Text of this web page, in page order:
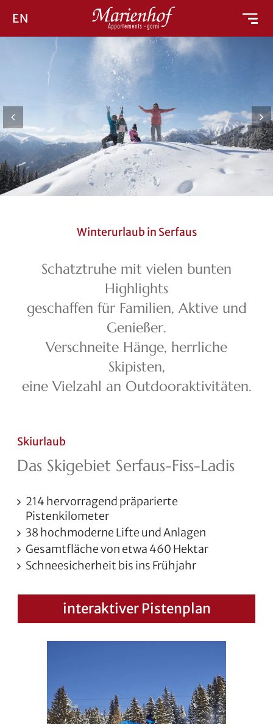
EN
Winterurlaub in Serfaus
Schatztruhe mit vielen bunten
Highlights
geschaffen für Familien, Aktive und
Genießer.
Verschneite Hänge, herrliche
Skipisten,
eine Vielzahl an Outdooraktivitäten.
Das Skigebiet Serfaus-Fiss-Ladis
Skiurlaub
214 hervorragend präparierte
Pistenkilometer
38 hochmoderne Lifte und Anlagen
Gesamtfläche von etwa 460 Hektar
Schneesicherheit bis ins Frühjahr
interaktiver Pistenplan